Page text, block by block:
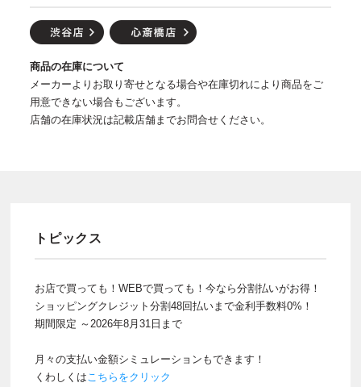
商品の在庫について
メーカーよりお取り寄せとなる場合や在庫切れにより商品をご
用意できない場合もございます。
店舗の在庫状況は記載店舗までお問合せください。
トピックス
お店で買っても！WEBで買っても！今なら分割払いがお得！
ショッピングクレジット分割48回払いまで金利手数料0%！
期間限定 ～2026年8月31日まで
月々の支払い金額シミュレーションもできます！
くわしくはこちらをクリック